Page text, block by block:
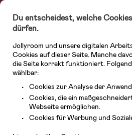
Autositze, Kinder- und Babymode, Produkte
fantastischer Einrichtungsgegenstände,
vieles mehr. Wir haben Produkte von
Avent, Jack Wolfskin, Cybex, LEGO und
unserer vielfältigen Online-Boutique für
Du entscheidest, welche
dürfen.
Jollyroom und unsere digitalen
Cookies auf dieser Seite. Manche
die Seite korrekt funktioniert.
wählbar:
Cookies zur Analyse der
Cookies, die ein
Webseite ermöglichen.
Cookies für Werbung und